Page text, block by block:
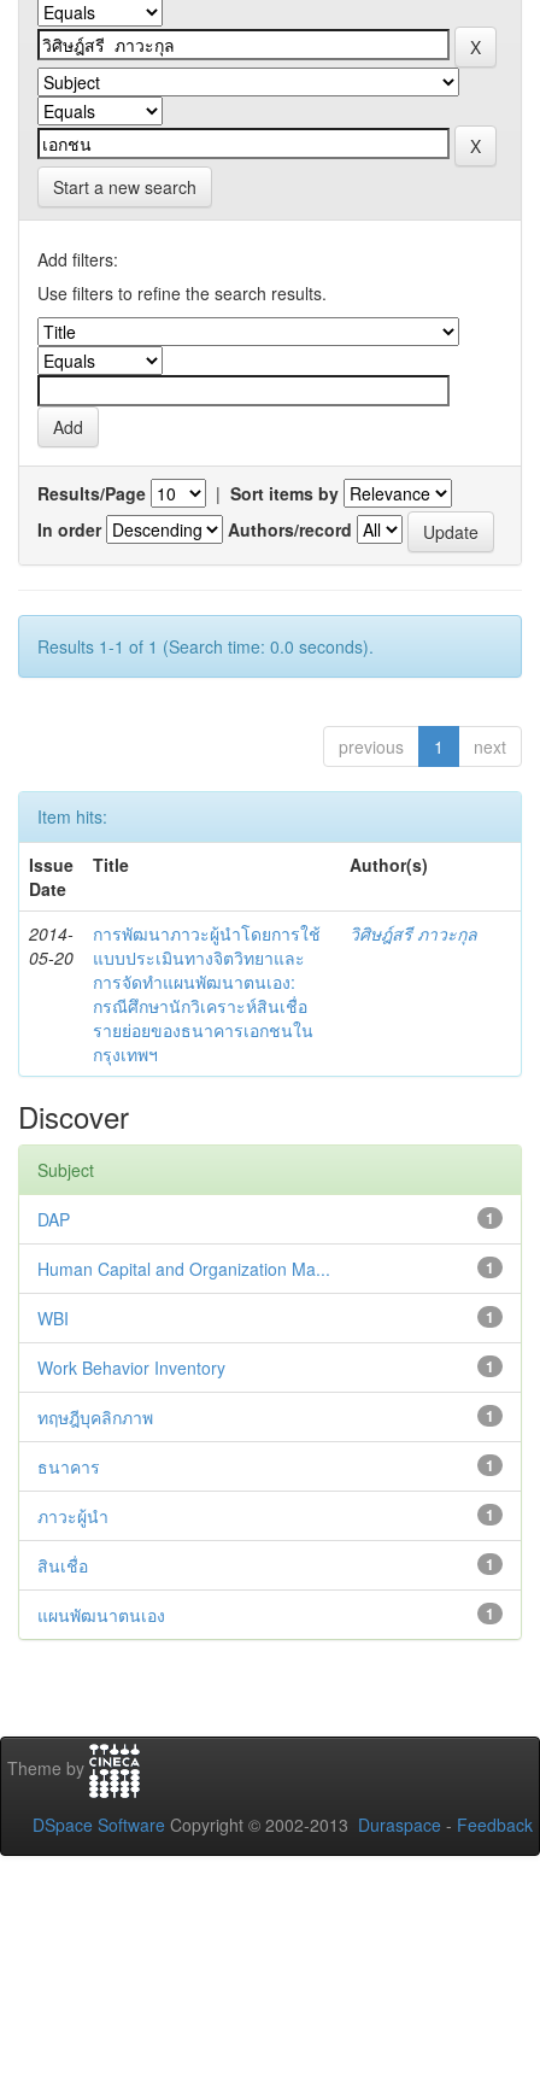
Start a new search
Add filters:
Use filters to refine the search results.
Results/Page | Sort items by
In order
Authors/record
Results 1-1 of 1 (Search time: 0.0 seconds).
previous 1 next
Item hits:
Issue
Date
Title Author(s)
2014-
05-20
การพัฒนาภาวะผู้นำโดยการใช้
แบบประเมินทางจิตวิทยาและ
การจัดทำแผนพัฒนาตนเอง:
กรณีศึกษานักวิเคราะห์สินเชื่อ
รายย่อยของธนาคารเอกชนใน
กรุงเทพฯ
วิศิษฎ์สรี ภาวะกุล
Discover
Subject
1
DAP
1
Human Capital and Organization Ma...
1
WBI
1
Work Behavior Inventory
1
ทฤษฎีบุคลิกภาพ
1
ธนาคาร
1
ภาวะผู้นำ
1
สินเชื่อ
1
แผนพัฒนาตนเอง
Theme by
DSpace Software Copyright © 2002-2013 Duraspace - Feedback